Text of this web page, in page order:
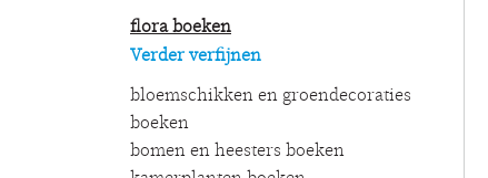
flora boeken
Verder verfijnen
bloemschikken en groendecoraties
boeken
bomen en heesters boeken